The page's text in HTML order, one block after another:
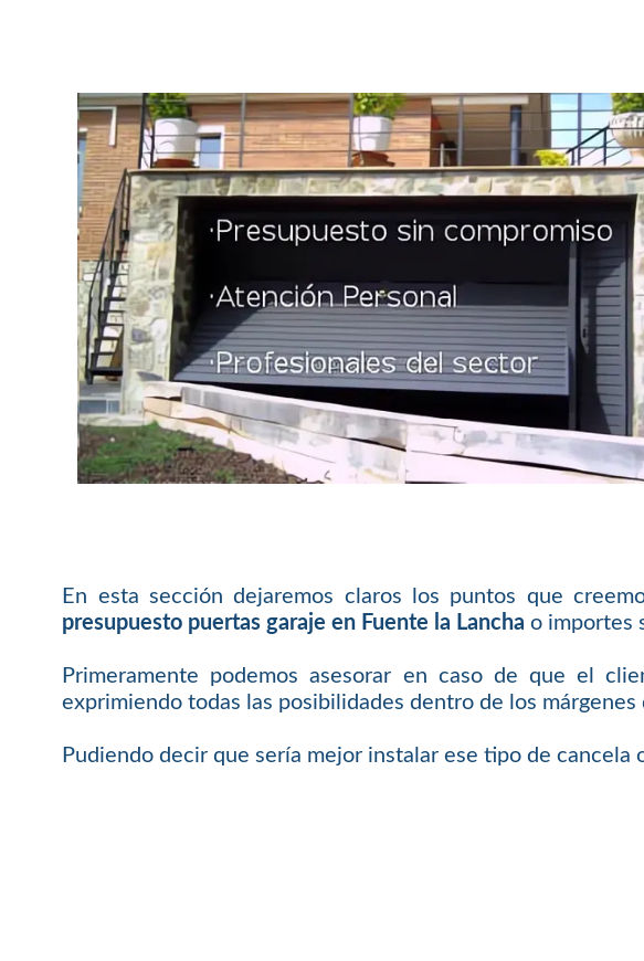
En esta sección dejaremos claros los puntos que
presupuesto puertas garaje en Fuente la Lancha o importes
Primeramente podemos asesorar en caso de que el
exprimiendo todas las posibilidades dentro de los
Pudiendo decir que sería mejor instalar ese tipo de